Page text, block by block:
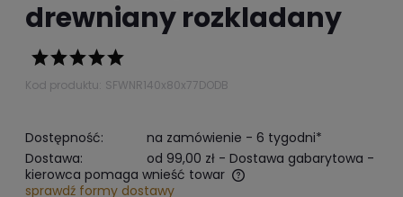
drewniany rozkladany
Kod produktu: SFWNR140x80x77DODB
Dostępność:
na zamówienie - 6 tygodni*
Dostawa:
od 99,00 zł - Dostawa gabarytowa -
kierowca pomaga wnieść towar
The does not include any possible payment costs
sprawdź formy dostawy